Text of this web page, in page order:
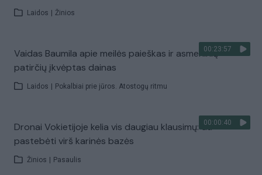
Laidos Žinios
00:23:57
Vaidas Baumila apie meilės paieškas ir asmeninių
patirčių įkvėptas dainas
Laidos Pokalbiai prie jūros. Atostogų ritmu
00:00:40
Dronai Vokietijoje kelia vis daugiau klausimų: du
pastebėti virš karinės bazės
Žinios Pasaulis